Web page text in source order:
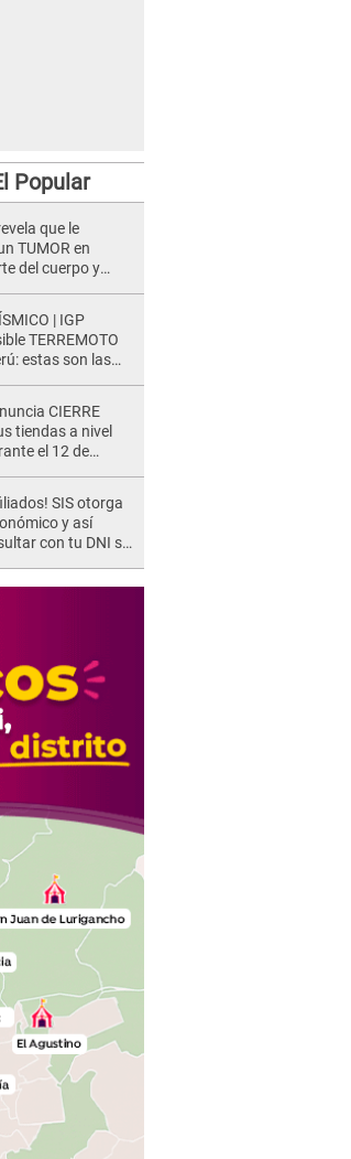
Popular
que le
TUMOR en
del cuerpo y
| IGP
TERREMOTO
estas son las
CIERRE
tiendas a nivel
el 12 de
SIS otorga
y así
con tu DNI si